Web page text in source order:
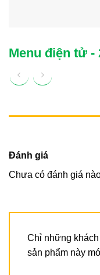
Menu điện tử -
Đánh giá
Chưa có đánh giá
Chỉ những
sản phẩm này